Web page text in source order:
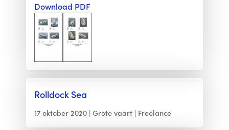
Download PDF
Rolldock Sea
17 oktober 2020 Grote vaart Freelance